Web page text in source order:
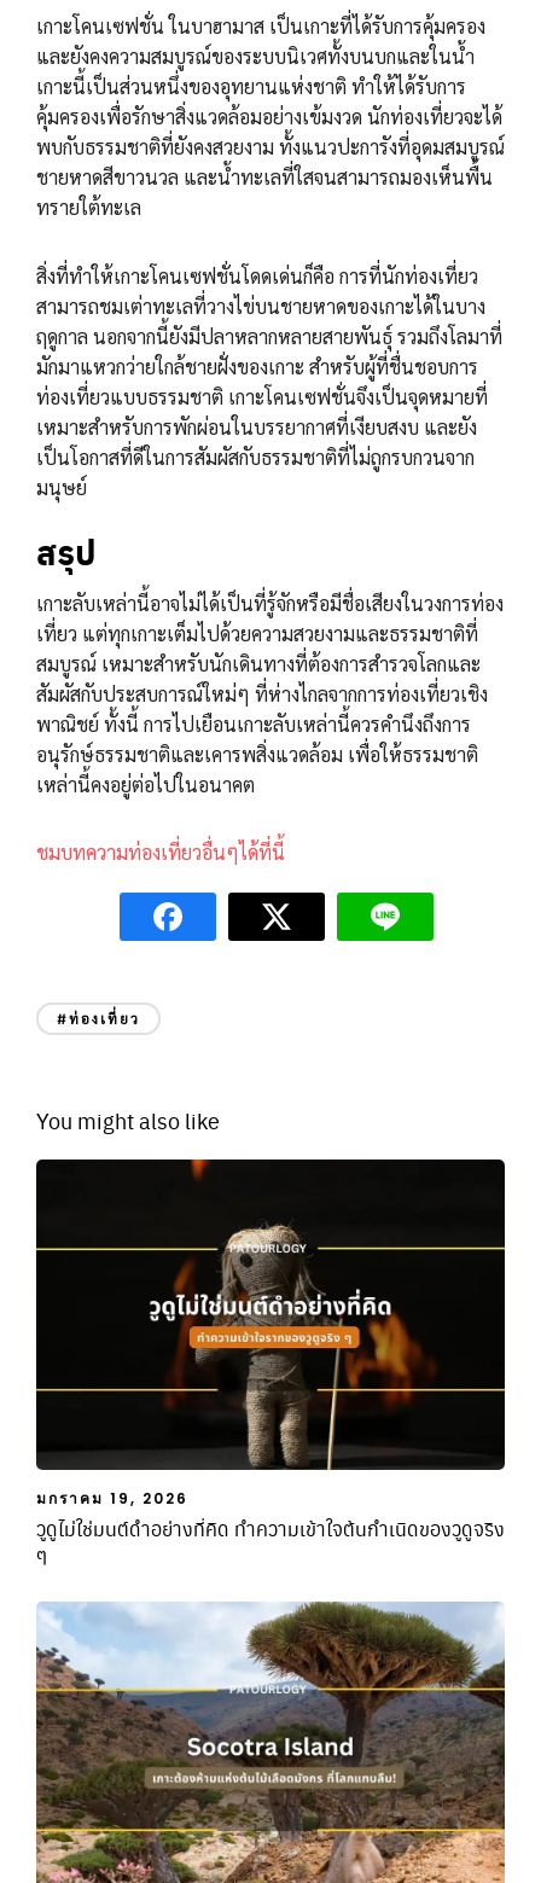
เกาะโคนเซฟชั่น ในบาฮามาส เป็นเกาะที่ได้รับการคุ้มครอง
และยังคงความสมบูรณ์ของระบบนิเวศทั้งบนบกและในน้ำ
เกาะนี้เป็นส่วนหนึ่งของอุทยานแห่งชาติ ทำให้ได้รับการ
คุ้มครองเพื่อรักษาสิ่งแวดล้อมอย่างเข้มงวด นักท่องเที่ยวจะได้
พบกับธรรมชาติที่ยังคงสวยงาม ทั้งแนวปะการังที่อุดมสมบูรณ์
ชายหาดสีขาวนวล และน้ำทะเลที่ใสจนสามารถมองเห็นพื้น
ทรายใต้ทะเล
สิ่งที่ทำให้เกาะโคนเซฟชั่นโดดเด่นก็คือ การที่นักท่องเที่ยว
สามารถชมเต่าทะเลที่วางไข่บนชายหาดของเกาะได้ในบาง
ฤดูกาล นอกจากนี้ยังมีปลาหลากหลายสายพันธุ์ รวมถึงโลมาที่
มักมาแหวกว่ายใกล้ชายฝั่งของเกาะ สำหรับผู้ที่ชื่นชอบการ
ท่องเที่ยวแบบธรรมชาติ เกาะโคนเซฟชั่นจึงเป็นจุดหมายที่
เหมาะสำหรับการพักผ่อนในบรรยากาศที่เงียบสงบ และยัง
เป็นโอกาสที่ดีในการสัมผัสกับธรรมชาติที่ไม่ถูกรบกวนจาก
มนุษย์
สรุป
เกาะลับเหล่านี้อาจไม่ได้เป็นที่รู้จักหรือมีชื่อเสียงในวงการท่อง
เที่ยว แต่ทุกเกาะเต็มไปด้วยความสวยงามและธรรมชาติที่
สมบูรณ์ เหมาะสำหรับนักเดินทางที่ต้องการสำรวจโลกและ
สัมผัสกับประสบการณ์ใหม่ๆ ที่ห่างไกลจากการท่องเที่ยวเชิง
พาณิชย์ ทั้งนี้ การไปเยือนเกาะลับเหล่านี้ควรคำนึงถึงการ
อนุรักษ์ธรรมชาติและเคารพสิ่งแวดล้อม เพื่อให้ธรรมชาติ
เหล่านี้คงอยู่ต่อไปในอนาคต
ชมบทความท่องเที่ยวอื่นๆได้ที่นี้
#ท่องเที่ยว
You might also like
มกราคม 19, 2026
วูดูไม่ใช่มนต์ดำอย่างที่คิด ทำความเข้าใจต้นกำเนิดของวูดูจริง
ๆ